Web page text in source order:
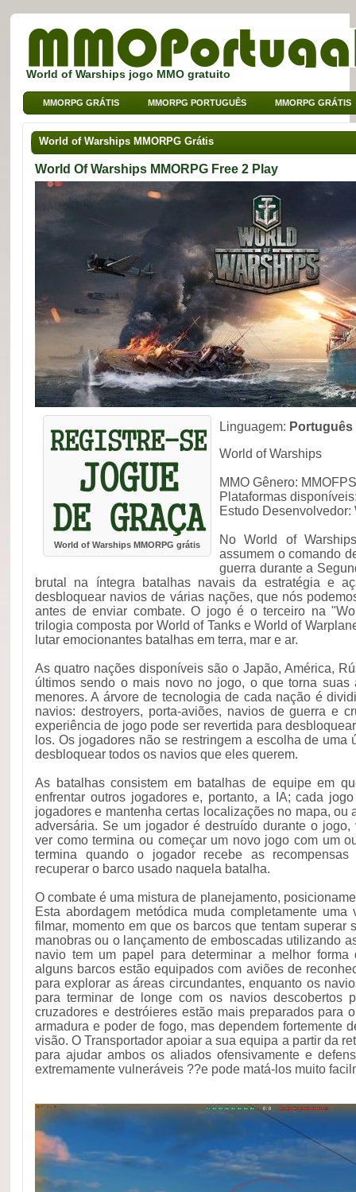
World of Warships jogo MMO gratuito
MMORPG GRÁTIS MMORPG PORTUGUÊS MMORPG GRÁTIS
MMO DE BROWSER MMO PARA CRIANÇAS MMO DE SPORT
World of Warships MMORPG Grátis
World Of Warships MMORPG Free 2 Play
World of Warships MMORPG grátis
Linguagem: Português
World of Warships
MMO Gênero:
Plataformas
Estudo Desenvolvedor:
No World of
assumem o comando
guerra durante a
brutal na íntegra batalhas navais da estratégia e
desbloquear navios de várias nações, que nós
antes de enviar combate. O jogo é o terceiro na
trilogia composta por World of Tanks e World of
lutar emocionantes batalhas em terra, mar e ar.
As quatro nações disponíveis são o Japão, América,
últimos sendo o mais novo no jogo, o que torna suas
menores. A árvore de tecnologia de cada nação é
navios: destroyers, porta-aviões, navios de guerra e
experiência de jogo pode ser revertida para
los. Os jogadores não se restringem a escolha de uma
desbloquear todos os navios que eles querem.
As batalhas consistem em batalhas de equipe em
enfrentar outros jogadores e, portanto, a IA; cada
jogadores e mantenha certas localizações no mapa, ou
adversária. Se um jogador é destruído durante o
ver como termina ou começar um novo jogo com um
termina quando o jogador recebe as
recuperar o barco usado naquela batalha.
O combate é uma mistura de planejamento,
Esta abordagem metódica muda completamente
filmar, momento em que os barcos que tentam superar
manobras ou o lançamento de emboscadas utilizando
navio tem um papel para determinar a melhor
alguns barcos estão equipados com aviões de
para explorar as áreas circundantes, enquanto os
para terminar de longe com os navios descobertos
cruzadores e destróieres estão mais preparados para
armadura e poder de fogo, mas dependem fortemente
visão. O Transportador apoiar a sua equipa a partir da
para ajudar ambos os aliados ofensivamente e
extremamente vulneráveis ??e pode matá-los muito